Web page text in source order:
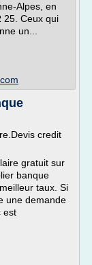
Alpes, en
25. Ceux qui
un...
credit
gratuit sur
banque
taux. Si
une demande
est